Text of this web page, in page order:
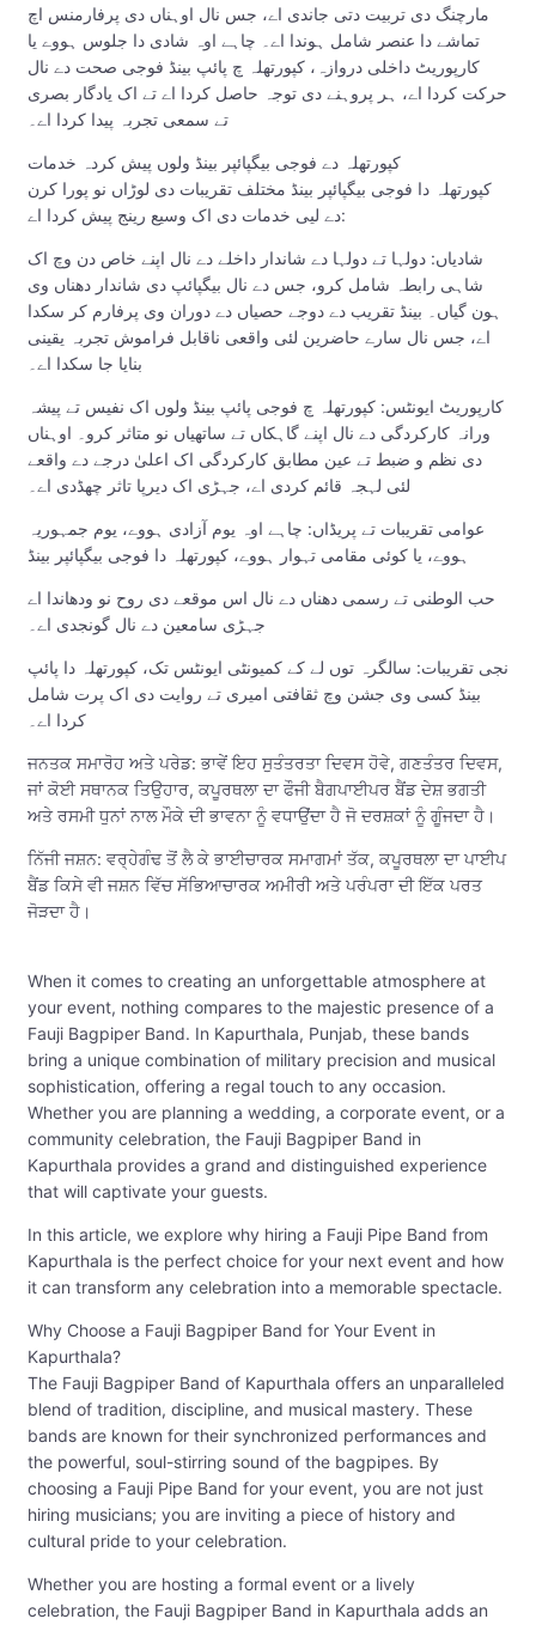
مارچنگ دی تربیت دتی جاندی اے، جس نال اوہناں دی پرفارمنس اچ
تماشے دا عنصر شامل ہوندا اے۔ چاہے اوہ شادی دا جلوس ہووے یا
کارپوریٹ داخلی دروازہ، کپورتھلہ چ پائپ بینڈ فوجی صحت دے نال
حرکت کردا اے، ہر پروہنے دی توجہ حاصل کردا اے تے اک یادگار بصری
تے سمعی تجربہ پیدا کردا اے۔
کپورتھلہ دے فوجی بیگپائپر بینڈ ولوں پیش کردہ خدمات
کپورتھلہ دا فوجی بیگپائپر بینڈ مختلف تقریبات دی لوڑاں نو پورا کرن
دے لیی خدمات دی اک وسیع رینج پیش کردا اے:
شادیاں: دولہا تے دولہا دے شاندار داخلے دے نال اپنے خاص دن وچ اک
شاہی رابطہ شامل کرو، جس دے نال بیگپائپ دی شاندار دھناں وی
ہون گیاں۔ بینڈ تقریب دے دوجے حصیاں دے دوران وی پرفارم کر سکدا
اے، جس نال سارے حاضرین لئی واقعی ناقابل فراموش تجربہ یقینی
بنایا جا سکدا اے۔
کارپوریٹ ایونٹس: کپورتھلہ چ فوجی پائپ بینڈ ولوں اک نفیس تے پیشہ
ورانہ کارکردگی دے نال اپنے گاہکاں تے ساتھیاں نو متاثر کرو۔ اوہناں
دی نظم و ضبط تے عین مطابق کارکردگی اک اعلیٰ درجے دے واقعے
لئی لہجہ قائم کردی اے، جہڑی اک دیرپا تاثر چھڈدی اے۔
عوامی تقریبات تے پریڈاں: چاہے اوہ یوم آزادی ہووے، یوم جمہوریہ
ہووے، یا کوئی مقامی تہوار ہووے، کپورتھلہ دا فوجی بیگپائپر بینڈ
حب الوطنی تے رسمی دھناں دے نال اس موقعے دی روح نو ودھاندا اے
جہڑی سامعین دے نال گونجدی اے۔
نجی تقریبات: سالگرہ توں لے کے کمیونٹی ایونٹس تک، کپورتھلہ دا پائپ
بینڈ کسی وی جشن وچ ثقافتی امیری تے روایت دی اک پرت شامل
کردا اے۔
ਜਨਤਕ ਸਮਾਰੋਹ ਅਤੇ ਪਰੇਡ: ਭਾਵੇਂ ਇਹ ਸੁਤੰਤਰਤਾ ਦਿਵਸ ਹੋਵੇ, ਗਣਤੰਤਰ ਦਿਵਸ,
ਜਾਂ ਕੋਈ ਸਥਾਨਕ ਤਿਉਹਾਰ, ਕਪੂਰਥਲਾ ਦਾ ਫੌਜੀ ਬੈਗਪਾਈਪਰ ਬੈਂਡ ਦੇਸ਼ ਭਗਤੀ
ਅਤੇ ਰਸਮੀ ਧੁਨਾਂ ਨਾਲ ਮੌਕੇ ਦੀ ਭਾਵਨਾ ਨੂੰ ਵਧਾਉਂਦਾ ਹੈ ਜੋ ਦਰਸ਼ਕਾਂ ਨੂੰ ਗੂੰਜਦਾ ਹੈ।
ਨਿੱਜੀ ਜਸ਼ਨ: ਵਰ੍ਹੇਗੰਢ ਤੋਂ ਲੈ ਕੇ ਭਾਈਚਾਰਕ ਸਮਾਗਮਾਂ ਤੱਕ, ਕਪੂਰਥਲਾ ਦਾ ਪਾਈਪ
ਬੈਂਡ ਕਿਸੇ ਵੀ ਜਸ਼ਨ ਵਿੱਚ ਸੱਭਿਆਚਾਰਕ ਅਮੀਰੀ ਅਤੇ ਪਰੰਪਰਾ ਦੀ ਇੱਕ ਪਰਤ
ਜੋੜਦਾ ਹੈ।
When it comes to creating an unforgettable atmosphere at
your event, nothing compares to the majestic presence of a
Fauji Bagpiper Band. In Kapurthala, Punjab, these bands
bring a unique combination of military precision and musical
sophistication, offering a regal touch to any occasion.
Whether you are planning a wedding, a corporate event, or a
community celebration, the Fauji Bagpiper Band in
Kapurthala provides a grand and distinguished experience
that will captivate your guests.
In this article, we explore why hiring a Fauji Pipe Band from
Kapurthala is the perfect choice for your next event and how
it can transform any celebration into a memorable spectacle.
Why Choose a Fauji Bagpiper Band for Your Event in
Kapurthala?
The Fauji Bagpiper Band of Kapurthala offers an unparalleled
blend of tradition, discipline, and musical mastery. These
bands are known for their synchronized performances and
the powerful, soul-stirring sound of the bagpipes. By
choosing a Fauji Pipe Band for your event, you are not just
hiring musicians; you are inviting a piece of history and
cultural pride to your celebration.
Whether you are hosting a formal event or a lively
celebration, the Fauji Bagpiper Band in Kapurthala adds an